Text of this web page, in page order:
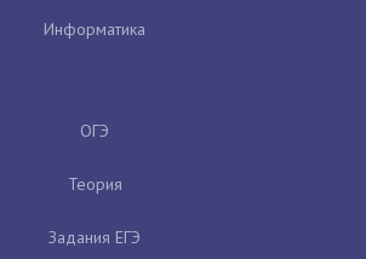
Информатика
ОГЭ
Теория
Задания ЕГЭ